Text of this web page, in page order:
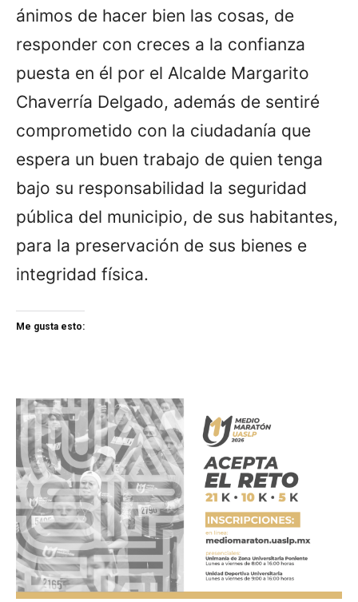
ánimos de hacer bien las cosas, de
responder con creces a la confianza
puesta en él por el Alcalde Margarito
Chaverría Delgado, además de sentiré
comprometido con la ciudadanía que
espera un buen trabajo de quien tenga
bajo su responsabilidad la seguridad
pública del municipio, de sus habitantes,
para la preservación de sus bienes e
integridad física.
Me gusta esto: